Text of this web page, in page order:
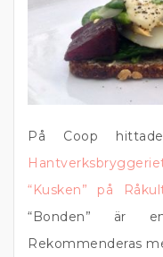
På Coop
“Kusken” på
“Bonden” är
Rekommenderas